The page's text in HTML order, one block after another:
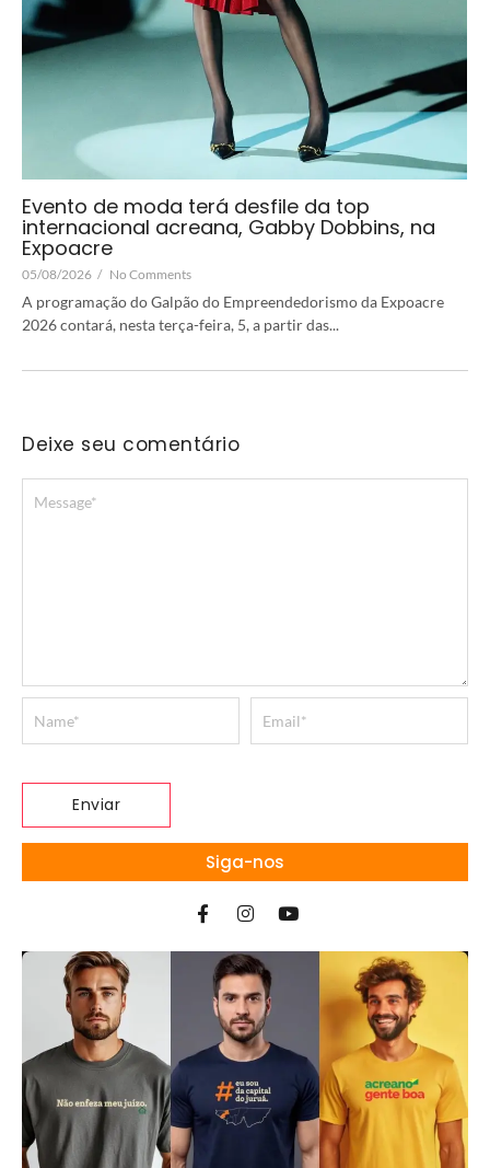
Evento de moda terá desfile da top
internacional acreana, Gabby Dobbins, na
Expoacre
05/08/2026 / No Comments
A programação do Galpão do Empreendedorismo da Expoacre
2026 contará, nesta terça-feira, 5, a partir das...
Deixe seu comentário
Siga-nos